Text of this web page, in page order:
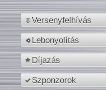
Versenyfelhívás
Lebonyolítás
Díjazás
Szponzorok